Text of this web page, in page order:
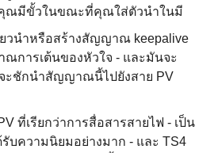
ณมีขั้วในขณะที่คุณใส่ตัวนําในมี
วนําหรือสร้างสัญญาณ keepalive
การเต้นของหัวใจ - และมันจะ
ะชักนําสัญญาณนี้ไปยังสาย PV
ที่เรียกว่าการสื่อสารสายไฟ - เป็น
บความนิยมอย่างมาก - และ TS4